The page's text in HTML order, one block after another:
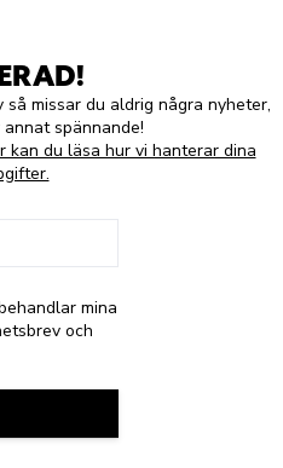
missar du aldrig några nyheter,
spännande!
kan du läsa hur vi hanterar dina
mina
och